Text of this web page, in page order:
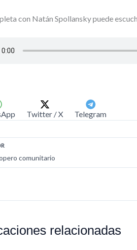
con Natán Spollansky puede
Twitter / X Telegram
comunitario
relacionadas